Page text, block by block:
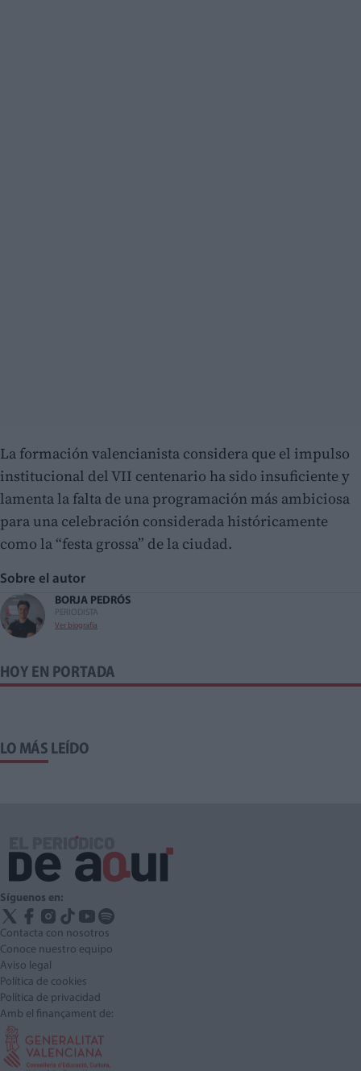
La formación valencianista considera que el impulso
institucional del VII centenario ha sido insuficiente y
lamenta la falta de una programación más ambiciosa
para una celebración considerada históricamente
como la “festa grossa” de la ciudad.
Sobre el autor
BORJA PEDRÓS
PERIODISTA
Ver biografía
HOY EN PORTADA
LO MÁS LEÍDO
Síguenos en:
Contacta con nosotros
Conoce nuestro equipo
Aviso legal
Política de cookies
Política de privacidad
Amb el finançament de: